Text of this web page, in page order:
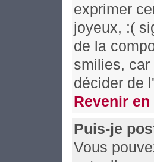
exprimer
joyeux, :(
de la
smilies,
décider de
Revenir
Puis-je
Vous